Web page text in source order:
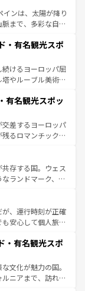
合間には、本場の
を堪能することも
旅をしてみよう！
ンは、太陽が降り
まで、多彩な自然
メンコ、熱気あふ
の一部となってい
や、バルセロナの
ローマ遺跡や中世
スペインはその個
・有名観光スポ
けるヨーロッパ屈
やルーブル美術館
宮殿、歴史的な大
が、訪れる者を心
国としても知ら
産にも登録されて
み方が可能だ。さ
おり、どの街角に
リ以外の個性あふ
有名観光スポッ
差するヨーロッパ
るロマンチック街
ることがない。ベ
ルプスの絶景、そ
景は必見。ビール
新着の
てほしい。
存する国。ウェス
ランドマーク、歴
雅なアフタヌーン
パブ、サッカー観
富。イギリスを旅
、運行時刻が正確
安心して個人旅行
ではのユニークな
町歩きも満喫する
価も高いが、旅行
、うまく活用すれ
・有名観光スポ
文化が魅力の国。
ニアまで、訪れる